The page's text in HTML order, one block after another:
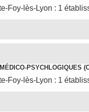
Foy-lès-Lyon : 1
PSYCHLOGIQUES
Foy-lès-Lyon : 1